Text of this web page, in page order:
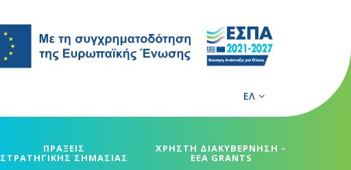
ΕΛ
ΠΡΑΞΕΙΣ
ΣΤΡΑΤΗΓΙΚΗΣ ΣΗΜΑΣΙΑΣ
ΧΡΗΣΤΗ ΔΙΑΚΥΒΕΡΝΗΣΗ –
EEA GRANTS